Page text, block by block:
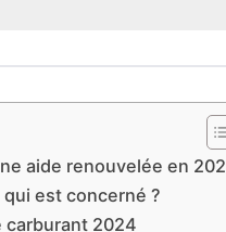
aide renouvelée en
est concerné ?
carburant 2024